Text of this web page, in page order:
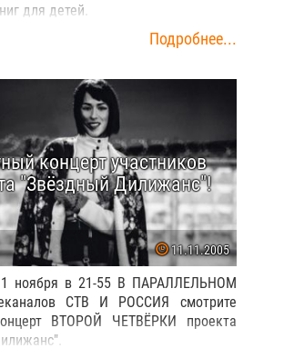
для детей.
Подробнее...
концерт участников
"Звёздный Дилижанс"!
11.11.2005
ноября в 21-55 В ПАРАЛЛЕЛЬНОМ
СТВ И РОССИЯ смотрите
ВТОРОЙ ЧЕТВЁРКИ проекта